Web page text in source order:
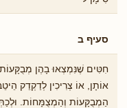
סעיף ב
חִטִּים שֶׁנִּמְצְאוּ בָהֶן
אוֹתָן, אוֹ צְרִיכִין לְדַקְדֵק
הַמְבֻקָּעוֹת וְהַמְצֻמָּחוֹת.